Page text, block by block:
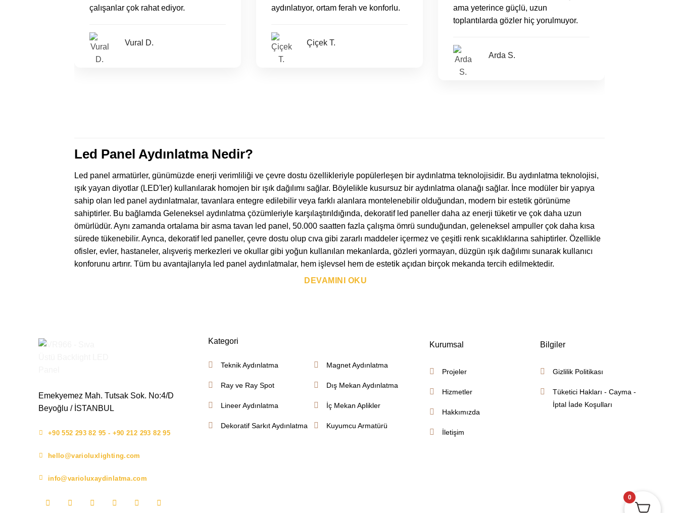
çalışanlar çok rahat ediyor.
Vural D.
aydınlatıyor, ortam ferah ve konforlu.
Çiçek T.
ama yeterince güçlü, uzun
toplantılarda gözler hiç yorulmuyor.
Arda S.
Led Panel Aydınlatma Nedir?
Led panel armatürler, günümüzde enerji verimliliği ve çevre dostu özellikleriyle popülerleşen bir aydınlatma teknolojisidir. Bu aydınlatma teknolojisi,
ışık yayan diyotlar (LED'ler) kullanılarak homojen bir ışık dağılımı sağlar. Böylelikle kusursuz bir aydınlatma olanağı sağlar. İnce modüler bir yapıya
sahip olan led panel aydınlatmalar, tavanlara entegre edilebilir veya farklı alanlara montelenebilir olduğundan, modern bir estetik görünüme
sahiptirler. Bu bağlamda Geleneksel aydınlatma çözümleriyle karşılaştırıldığında, dekoratif led paneller daha az enerji tüketir ve çok daha uzun
ömürlüdür. Aynı zamanda ortalama bir asma tavan led panel, 50.000 saatten fazla çalışma ömrü sunduğundan, geleneksel ampuller çok daha kısa
sürede tükenebilir. Ayrıca, dekoratif led paneller, çevre dostu olup cıva gibi zararlı maddeler içermez ve çeşitli renk sıcaklıklarına sahiptirler. Özellikle
ofisler, evler, hastaneler, alışveriş merkezleri ve okullar gibi yoğun kullanılan mekanlarda, gözleri yormayan, düzgün ışık dağılımı sunarak kullanıcı
konforunu artırır. Tüm bu avantajlarıyla led panel aydınlatmalar, hem işlevsel hem de estetik açıdan birçok mekanda tercih edilmektedir.
DEVAMINI OKU
Emekyemez Mah. Tutsak Sok. No:4/D
Beyoğlu / İSTANBUL
+90 552 293 82 95 - +90 212 293 82 95
hello@varioluxlighting.com
info@varioluxaydinlatma.com
Kategori
Teknik Aydınlatma
Ray ve Ray Spot
Lineer Aydınlatma
Dekoratif Sarkıt Aydınlatma
Magnet Aydınlatma
Dış Mekan Aydınlatma
İç Mekan Aplikler
Kuyumcu Armatürü
Kurumsal
Projeler
Hizmetler
Hakkımızda
İletişim
Bilgiler
Gizlilik Politikası
Tüketici Hakları - Cayma -
İptal İade Koşulları
0